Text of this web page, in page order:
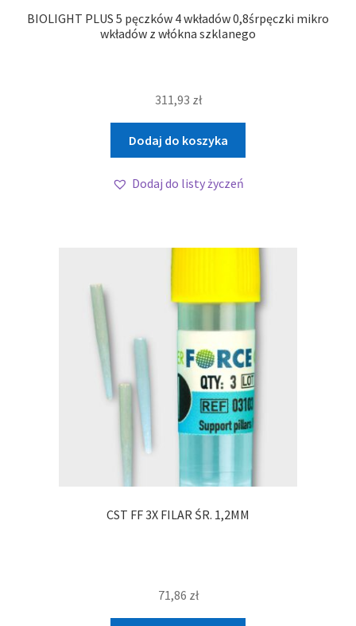
BIOLIGHT PLUS 5 pęczków 4 wkładów 0,8śrpęczki mikro
wkładów z włókna szklanego
311,93 zł
Dodaj do koszyka
Dodaj do listy życzeń
CST FF 3X FILAR ŚR. 1,2MM
71,86 zł